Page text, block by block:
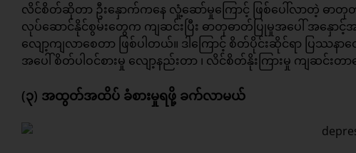
လိင်စိတ်ဆိုတာ ဦးနှောက်ကနေ လှုံ့ဆော်မှုကြောင့် ဖြစ်ပေါ်လာတဲ့ ဓာတုတုံ့
လုပ်ဆောင်နိုင်စွမ်းတွေက ကျဆင်းပြီး ဓာတုဓာတ်ပြုမှုအပေါ် အနှေ
လျော့ကျလာစေတာ ဖြစ်ပါတယ်။ ဒါကြောင့် စိတ်ပိုင်းဆိုင်ရာ ပြဿနာ
အပေါ် စိတ်ပါဝင်စားမှု လျော့နည်းတာ ၊ လိင်စိတ်နိုးကြားမှု ကျဆင်းတ
(၃) အထွတ်အထိပ် ခံစားမှုရဖို့ ခက်လာမယ်